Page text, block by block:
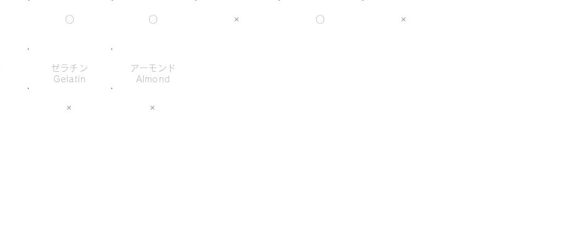
○ ○ × ○ ×
Gelatin
ゼラチン
×
Almond
アーモンド
×